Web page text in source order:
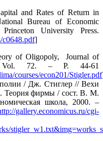
and Rates of Return in
Bureau of Economic
University Press.
c0648.pdf]
of Oligopoly, Journal of
Vol. 72. – P. 44-61
courses/econ201/Stigler.pdf
/ Дж. Стиглер // Вехи
Теория фирмы / сост. В. М.
школа, 2000. –
gallery.economicus.ru/cgi-